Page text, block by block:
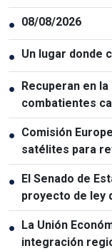
● 08/08/2026
● Un lugar donde
● Recuperan en
combatientes
● Comisión
satélites para
● El Senado de
proyecto de ley
● La Unión
integración